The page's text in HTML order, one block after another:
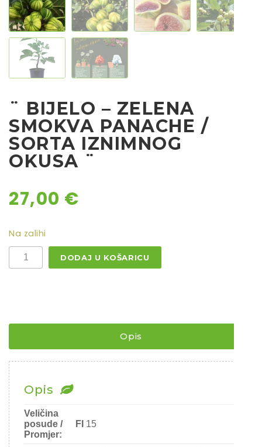
Chili
Ostalo sjeme
¨ BIJELO – ZELENA
SMOKVA PANACHE /
SORTA IZNIMNOG
OKUSA ¨
27,00 €
Na zalihi
¨
BIJELO
-
Sorta
količina
DODAJ U KOŠARICU
Opis
Opis
Veličina
posude /
Promjer:
FI 15